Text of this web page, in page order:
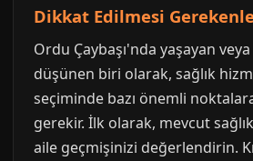
Dikkat Edilmesi
Ordu Çaybaşı'nda yaşayan
düşünen biri olarak, sağlık
seçiminde bazı önemli
gerekir. İlk olarak, mevcut
aile geçmişinizi değerlendirin.